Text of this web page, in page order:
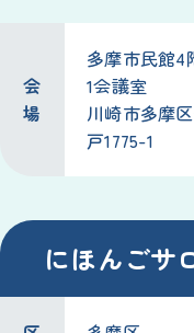
会
場
多摩市民館4
1会議室
川崎市多摩
戸1775-1
にほんごサ